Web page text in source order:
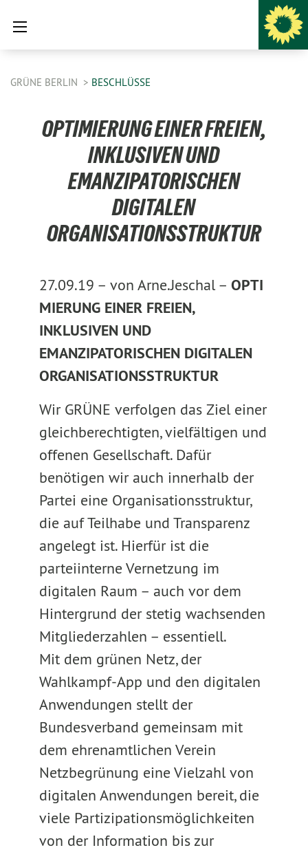
GRÜNE BERLIN BESCHLÜSSE
OPTIMIERUNG EINER FREIEN,
INKLUSIVEN UND
EMANZIPATORISCHEN
DIGITALEN
ORGANISATIONSSTRUKTUR
27.09.19 – von Arne.Jeschal – OPTI
MIERUNG EINER FREIEN,
INKLUSIVEN UND
EMANZIPATORISCHEN DIGITALEN
ORGANISATIONSSTRUKTUR
Wir GRÜNE verfolgen das Ziel einer
gleichberechtigten, vielfältigen und
offenen Gesellschaft. Dafür
benötigen wir auch innerhalb der
Partei eine Organisationsstruktur,
die auf Teilhabe und Transparenz
angelegt ist. Hierfür ist die
parteiinterne Vernetzung im
digitalen Raum – auch vor dem
Hintergrund der stetig wachsenden
Mitgliederzahlen – essentiell.
Mit dem grünen Netz, der
Wahlkampf-App und den digitalen
Anwendungen stellt der
Bundesverband gemeinsam mit
dem ehrenamtlichen Verein
Netzbegrünung eine Vielzahl von
digitalen Anwendungen bereit, die
viele Partizipationsmöglichkeiten
von der Information bis zur